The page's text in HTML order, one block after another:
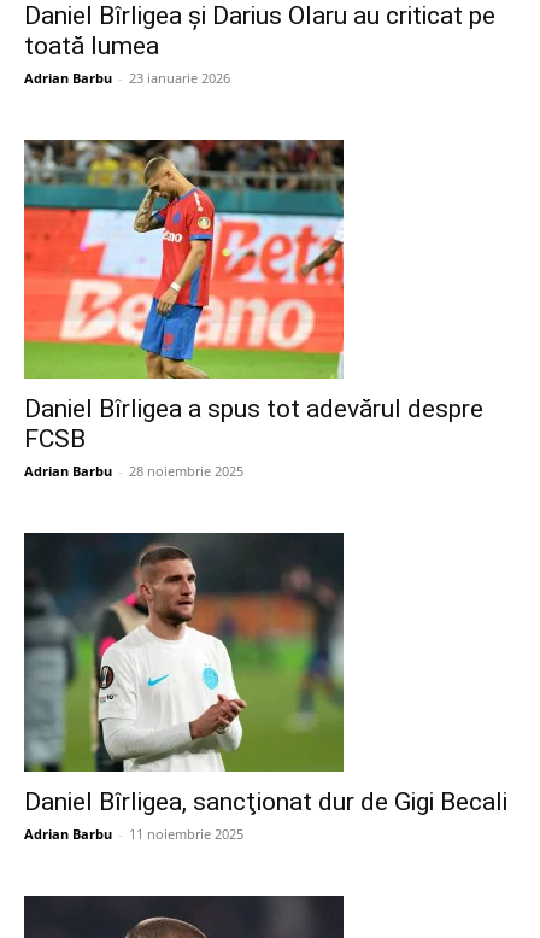
Daniel Bîrligea şi Darius Olaru au criticat pe
toată lumea
Adrian Barbu - 23 ianuarie 2026
Daniel Bîrligea a spus tot adevărul despre
FCSB
Adrian Barbu - 28 noiembrie 2025
Daniel Bîrligea, sancţionat dur de Gigi Becali
Adrian Barbu - 11 noiembrie 2025